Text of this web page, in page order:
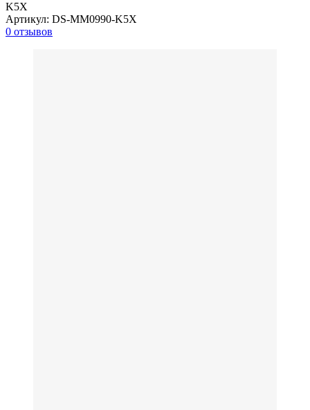
K5X
Артикул: DS-MM0990-K5X
0 отзывов